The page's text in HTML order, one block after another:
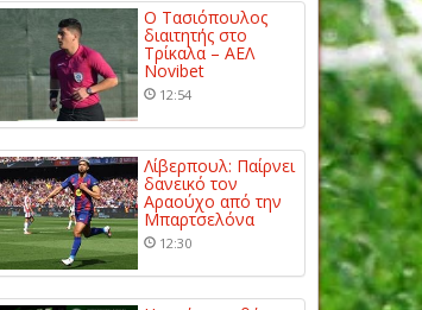
Ο Τασιόπουλος
διαιτητής στο
Τρίκαλα – ΑΕΛ
Novibet
12:54
Λίβερπουλ: Παίρνει
δανεικό τον
Αραούχο από την
Μπαρτσελόνα
12:30